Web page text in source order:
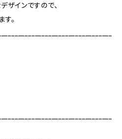
ザインですので、
。